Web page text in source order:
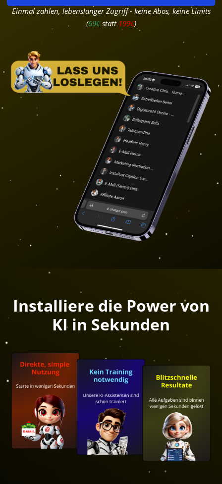
Einmal zahlen, lebenslanger Zugriff - keine Abos, keine Limits
(69€statt199€)
Installiere die Power von
KI in Sekunden